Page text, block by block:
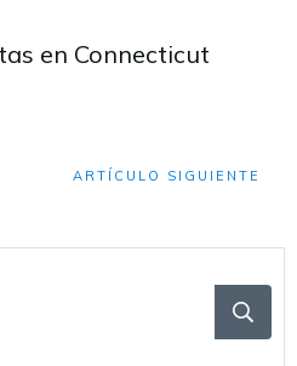
en Connecticut
ARTÍCULO SIGUIENTE